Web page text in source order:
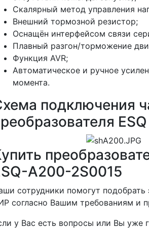
Скалярный метод управления
Внешний тормозной резистор;
Оснащён интерфейсом связи
Плавный разгон/торможение
Функция AVR;
Автоматическое и ручное
момента.
подключения
A200-2S0015
сотрудники помогут подобрать
согласно Вашим требованиям и
у Вас есть вопросы или Вы уже